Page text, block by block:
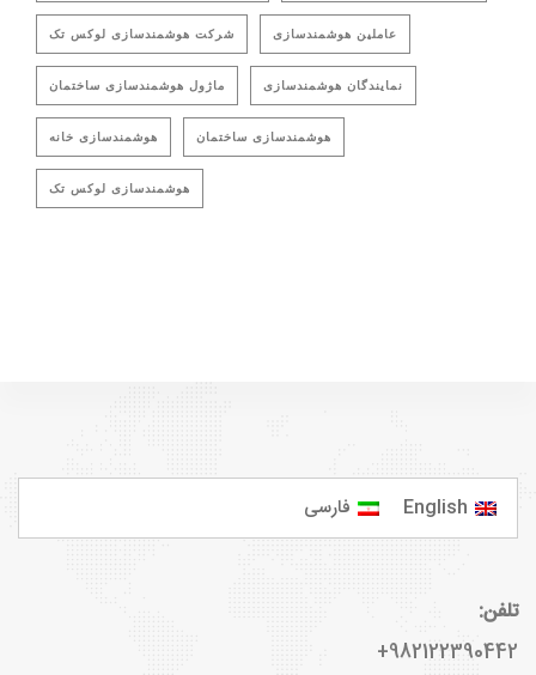
شرکت هوشمندسازی لوکس تک عاملین هوشمندسازی
ماژول هوشمندسازی ساختمان نمایندگان هوشمندسازی
هوشمندسازی خانه هوشمندسازی ساختمان
هوشمندسازی لوکس تک
English فارسی
تلفن:
982122390442+